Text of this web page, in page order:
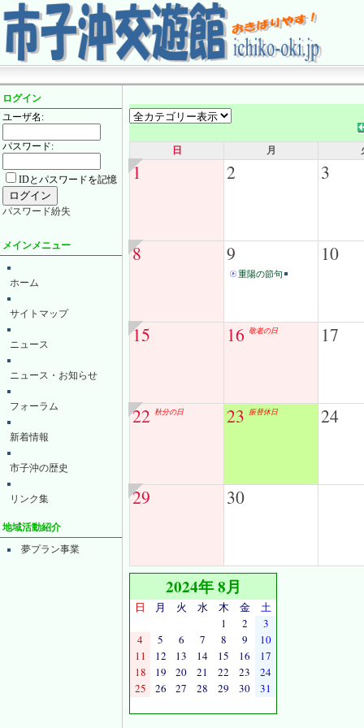
ログイン
ユーザ名:
パスワード:
IDとパスワードを記憶
パスワード紛失
メインメニュー
ホーム
サイトマップ
ニュース
ニュース・お知らせ
フォーラム
新着情報
市子沖の歴史
リンク集
地域活動紹介
夢プラン事業
日 月
1 2 3
8 9
重陽の節句
10
15 16 敬老の日 17
22 秋分の日 23 振替休日 24
29 30
2024年 8月
日 月 火 水 木 金
土
1
2
3
4
5 6 7 8 9
10
11
12 13 14 15 16
17
18
19 20 21 22 23
24
25
26 27 28 29 30 31